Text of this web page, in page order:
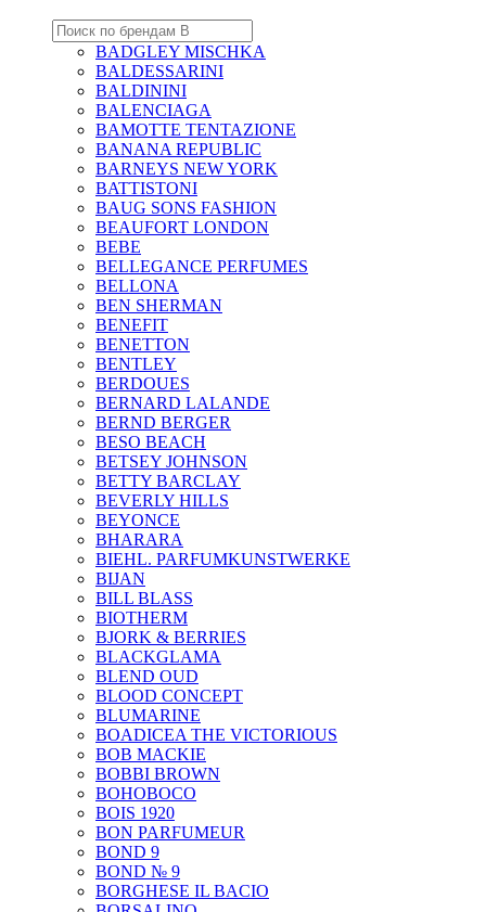
BADGLEY MISCHKA
BALDESSARINI
BALDININI
BALENCIAGA
BAMOTTE TENTAZIONE
BANANA REPUBLIC
BARNEYS NEW YORK
BATTISTONI
BAUG SONS FASHION
BEAUFORT LONDON
BEBE
BELLEGANCE PERFUMES
BELLONA
BEN SHERMAN
BENEFIT
BENETTON
BENTLEY
BERDOUES
BERNARD LALANDE
BERND BERGER
BESO BEACH
BETSEY JOHNSON
BETTY BARCLAY
BEVERLY HILLS
BEYONCE
BHARARA
BIEHL. PARFUMKUNSTWERKE
BIJAN
BILL BLASS
BIOTHERM
BJORK & BERRIES
BLACKGLAMA
BLEND OUD
BLOOD CONCEPT
BLUMARINE
BOADICEA THE VICTORIOUS
BOB MACKIE
BOBBI BROWN
BOHOBOCO
BOIS 1920
BON PARFUMEUR
BOND 9
BOND № 9
BORGHESE IL BACIO